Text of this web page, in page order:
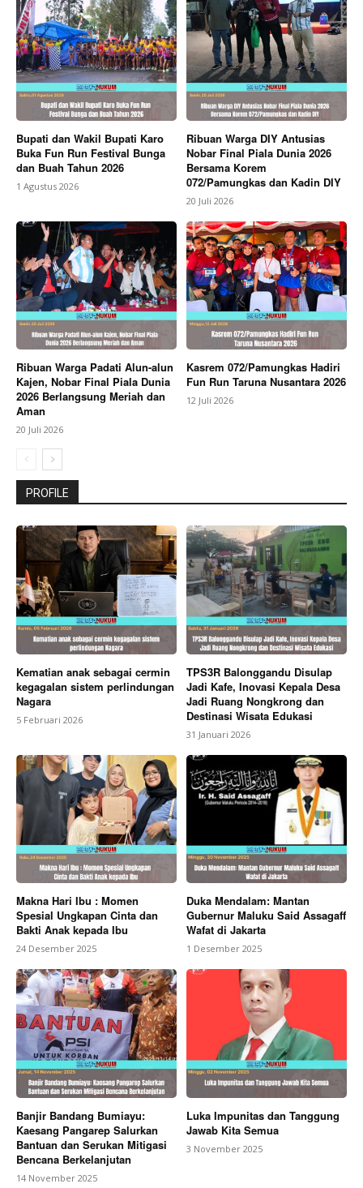
Bupati dan Wakil Bupati Karo
Buka Fun Run Festival Bunga
dan Buah Tahun 2026
1 Agustus 2026
Ribuan Warga DIY Antusias
Nobar Final Piala Dunia 2026
Bersama Korem
072/Pamungkas dan Kadin DIY
20 Juli 2026
Ribuan Warga Padati Alun-alun
Kajen, Nobar Final Piala Dunia
2026 Berlangsung Meriah dan
Aman
20 Juli 2026
Kasrem 072/Pamungkas Hadiri
Fun Run Taruna Nusantara 2026
12 Juli 2026
PROFILE
Kematian anak sebagai cermin
kegagalan sistem perlindungan
Nagara
5 Februari 2026
TPS3R Balonggandu Disulap
Jadi Kafe, Inovasi Kepala Desa
Jadi Ruang Nongkrong dan
Destinasi Wisata Edukasi
31 Januari 2026
Makna Hari Ibu : Momen
Spesial Ungkapan Cinta dan
Bakti Anak kepada Ibu
24 Desember 2025
Duka Mendalam: Mantan
Gubernur Maluku Said Assagaff
Wafat di Jakarta
1 Desember 2025
Banjir Bandang Bumiayu:
Kaesang Pangarep Salurkan
Bantuan dan Serukan Mitigasi
Bencana Berkelanjutan
14 November 2025
Luka Impunitas dan Tanggung
Jawab Kita Semua
3 November 2025